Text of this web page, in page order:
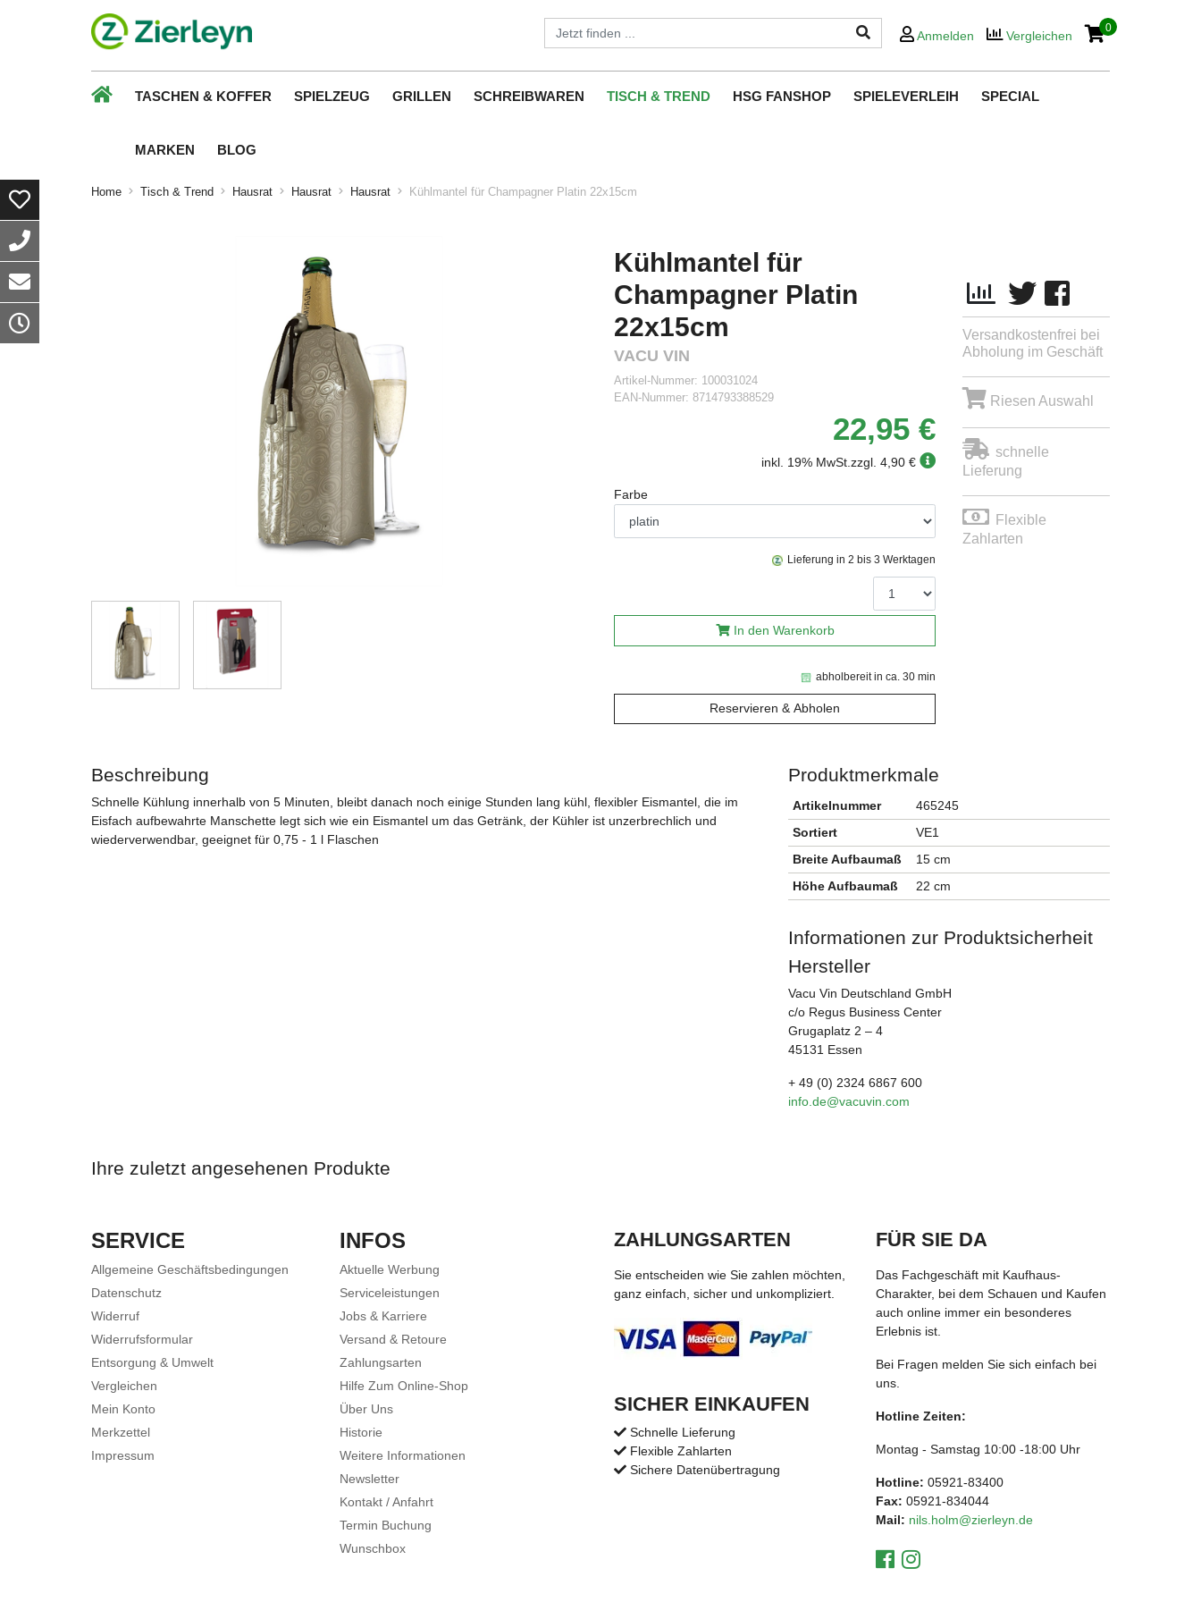
Anmelden Vergleichen
0
TASCHEN & KOFFER SPIELZEUG GRILLEN SCHREIBWAREN TISCH & TREND HSG FANSHOP SPIELEVERLEIH SPECIAL
MARKEN BLOG
Home Tisch & Trend Hausrat Hausrat Hausrat Kühlmantel für Champagner Platin 22x15cm
Kühlmantel für
Champagner Platin
22x15cm
VACU VIN
Artikel-Nummer: 100031024
EAN-Nummer: 8714793388529
22,95 €
inkl. 19% MwSt. zzgl. 4,90 €
Farbe
abholbereit in ca. 30 min
Reservieren & Abholen
Lieferung in 2 bis 3 Werktagen
In den Warenkorb
Versandkostenfrei bei
Abholung im Geschäft
Riesen Auswahl
schnelle
Lieferung
Flexible
Zahlarten
Beschreibung
Schnelle Kühlung innerhalb von 5 Minuten, bleibt danach noch einige Stunden lang kühl, flexibler Eismantel, die im
Eisfach aufbewahrte Manschette legt sich wie ein Eismantel um das Getränk, der Kühler ist unzerbrechlich und
wiederverwendbar, geeignet für 0,75 - 1 l Flaschen
Produktmerkmale
Artikelnummer
465245
Sortiert
VE1
Breite Aufbaumaß
15 cm
Höhe Aufbaumaß
22 cm
Informationen zur Produktsicherheit
Hersteller
Vacu Vin Deutschland GmbH
c/o Regus Business Center
Grugaplatz 2 – 4
45131 Essen
+ 49 (0) 2324 6867 600
info.de@vacuvin.com
Ihre zuletzt angesehenen Produkte
SERVICE
Allgemeine Geschäftsbedingungen
Datenschutz
Widerruf
Widerrufsformular
Entsorgung & Umwelt
Vergleichen
Mein Konto
Merkzettel
Impressum
INFOS
Aktuelle Werbung
Serviceleistungen
Jobs & Karriere
Versand & Retoure
Zahlungsarten
Hilfe Zum Online-Shop
Über Uns
Historie
Weitere Informationen
Newsletter
Kontakt / Anfahrt
Termin Buchung
Wunschbox
ZAHLUNGSARTEN
Sie entscheiden wie Sie zahlen möchten,
ganz einfach, sicher und unkompliziert.
SICHER EINKAUFEN
Schnelle Lieferung
Flexible Zahlarten
Sichere Datenübertragung
FÜR SIE DA
Das Fachgeschäft mit Kaufhaus-
Charakter, bei dem Schauen und Kaufen
auch online immer ein besonderes
Erlebnis ist.
Bei Fragen melden Sie sich einfach bei
uns.
Hotline Zeiten:
Montag - Samstag 10:00 -18:00 Uhr
Hotline: 05921-83400
Fax: 05921-834044
Mail: nils.holm@zierleyn.de